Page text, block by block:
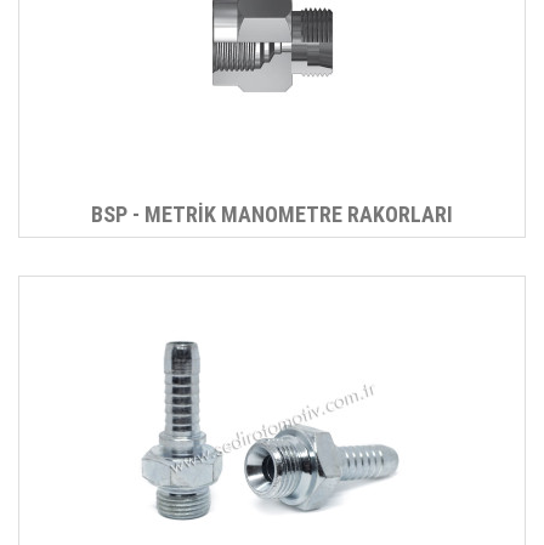
BSP - METRİK MANOMETRE RAKORLARI